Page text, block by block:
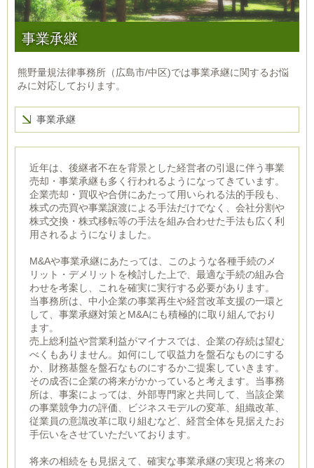
事業承継
熊野量規法律事務所（広島市/中区)では事業承継に関するお悩
みに対応しております。
事業承継
近年は、後継者不在を背景とした経営者の引退に伴う事業
売却・事業承継も多く行われるようになってきています。
企業売却・買収や合併にあたって用いられる法的手段も、
株式の売買や事業譲渡による手法だけでなく、会社分割や
株式交換・株式移転等の手法を組み合わせた手法も広く利
用されるようになりました。
M&Aや事業承継にあたっては、このような各種手続のメ
リット・デメリットを検討した上で、最適な手続の組み合
わせを考案し、これを確実に実行する必要があります。
当事務所は、中小企業の事業再生や経営改革支援の一環と
して、事業承継対策とM&Aにも積極的に取り組んでおり
ます。
売上総利益や営業利益がマイナスでは、企業の存続は望む
べくもありません。如何にして収益力を盤石なものにする
か、財務基盤を盤石なものにするかご提案していきます。
その成否に企業の将来がかかっていると考えます。当事務
所は、事案によっては、外部専門家と共同して、当該企業
の事業競争力の評価、ビジネスモデルの変革、組織改革、
従業員の意識改革に取り組むなど、経営全体を見据えたお
手伝いをさせていただいております。
将来の相続をも見据えて、確実な事業承継の実現と将来の